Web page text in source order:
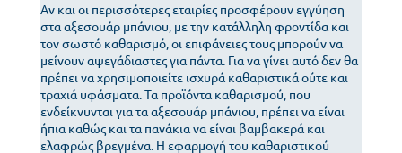
Αν και οι περισσότερες εταιρίες προσφέρουν εγγύηση
στα αξεσουάρ μπάνιου, με την κατάλληλη φροντίδα και
τον σωστό καθαρισμό, οι επιφάνειες τους μπορούν να
μείνουν αψεγάδιαστες για πάντα. Για να γίνει αυτό δεν θα
πρέπει να χρησιμοποιείτε ισχυρά καθαριστικά ούτε και
τραχιά υφάσματα. Τα προϊόντα καθαρισμού, που
ενδείκνυνται για τα αξεσουάρ μπάνιου, πρέπει να είναι
ήπια καθώς και τα πανάκια να είναι βαμβακερά και
ελαφρώς βρεγμένα. Η εφαρμογή του καθαριστικού